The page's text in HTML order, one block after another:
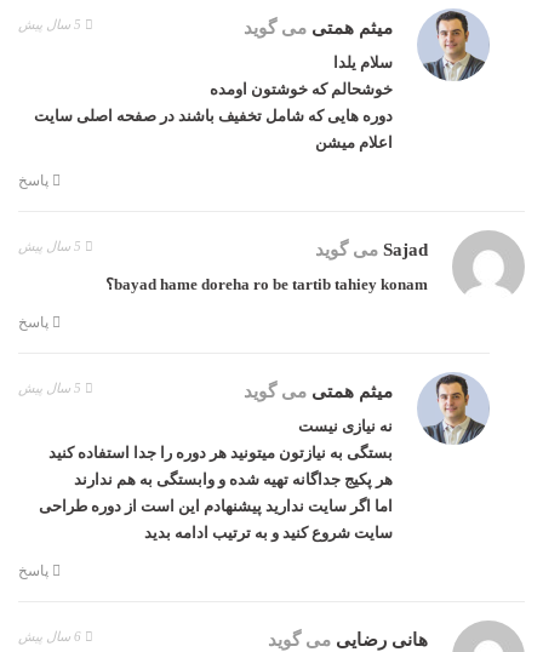
میثم همتیمی گوید
سلام یلدا
خوشحالم که خوشتون اومده
دوره هایی که شامل تخفیف باشند در صفحه اصلی سایت
اعلام میشن
پاسخ
Sajad می گوید
bayad hame doreha ro be tartib tahiey konam؟
پاسخ
میثم همتیمی گوید
نه نیازی نیست
بستگی به نیازتون میتونید هر دوره را جدا استفاده کنید
هر پکیج جداگانه تهیه شده و وابستگی به هم ندارند
اما اگر سایت ندارید پیشنهادم این است از دوره طراحی
سایت شروع کنید و به ترتیب ادامه بدید
پاسخ
هانی رضایی می گوید